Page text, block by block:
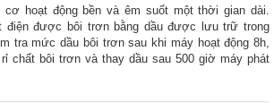
cơ hoạt động bền và êm suốt một thời gian dài.
điện được bôi trơn bằng dầu được lưu trữ trong
tra mức dầu bôi trơn sau khi máy hoạt động 8h,
chất bôi trơn và thay dầu sau 500 giờ máy phát